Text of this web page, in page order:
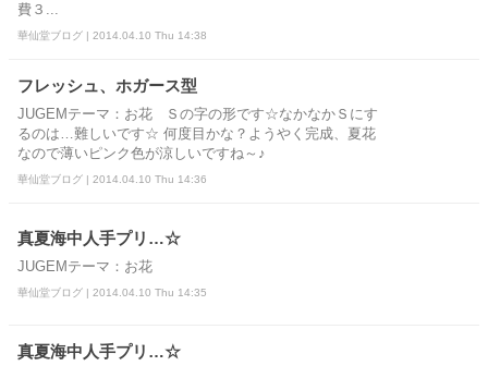
費３...
華仙堂ブログ | 2014.04.10 Thu 14:38
フレッシュ、ホガース型
JUGEMテーマ：お花 Ｓの字の形です☆なかなかＳにす
るのは…難しいです☆ 何度目かな？ようやく完成、夏花
なので薄いピンク色が涼しいですね～♪
華仙堂ブログ | 2014.04.10 Thu 14:36
真夏海中人手プリ…☆
JUGEMテーマ：お花
華仙堂ブログ | 2014.04.10 Thu 14:35
真夏海中人手プリ…☆